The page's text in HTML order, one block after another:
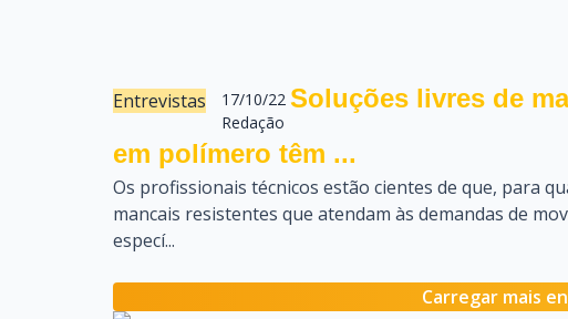
Entrevistas
17/10/22
Redação
Soluções livres de
em polímero têm ...
Os profissionais técnicos estão cientes de que, para
mancais resistentes que atendam às demandas de
especí...
Carregar mais